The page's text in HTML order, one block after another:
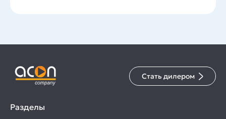
Стать дилером
Разделы